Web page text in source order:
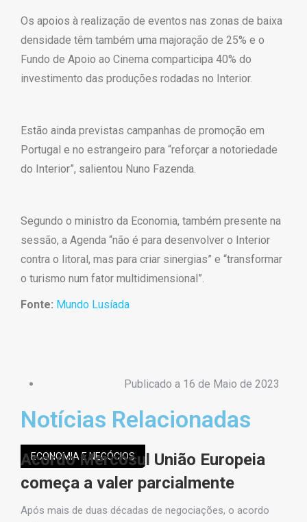
Os apoios à realização de eventos nas zonas de baixa
densidade têm também uma majoração de 25% e o
Fundo de Apoio ao Cinema comparticipa 40% do
investimento das produções rodadas no Interior.
Estão ainda previstas campanhas de promoção em
Portugal e no estrangeiro para “reforçar a notoriedade
do Interior”, salientou Nuno Fazenda.
Segundo o ministro da Economia, também presente na
sessão, a Agenda “não é para desenvolver o Interior
contra o litoral, mas para criar sinergias” e “transformar
o turismo num fator multidimensional”.
Fonte: Mundo Lusíada
Publicado a 16 de Maio de 2023
Notícias Relacionadas
ECONOMIA E NEGÓCIOS
Acordo Mercosul União Europeia
começa a valer parcialmente
Após mais de duas décadas de negociações, o acordo